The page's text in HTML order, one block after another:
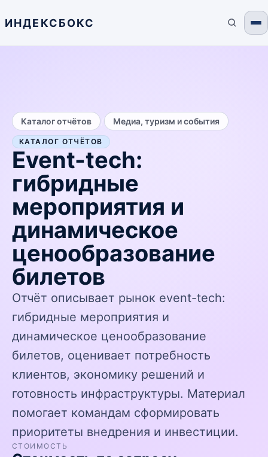
ИНДЕКСБОКС
Каталог отчётов Медиа, туризм и события
КАТАЛОГ ОТЧЁТОВ
Event-tech:
гибридные
мероприятия и
динамическое
ценообразование
билетов
Отчёт описывает рынок event-tech:
гибридные мероприятия и
динамическое ценообразование
билетов, оценивает потребность
клиентов, экономику решений и
готовность инфраструктуры. Материал
помогает командам сформировать
приоритеты внедрения и инвестиции.
СТОИМОСТЬ